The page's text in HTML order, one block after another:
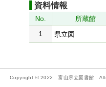
資料情報
No. 所蔵館
1
県立図
Copyright © 2022 富山県立図書館